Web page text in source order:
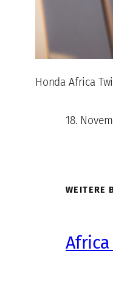
Honda Africa
18.
WEITERE